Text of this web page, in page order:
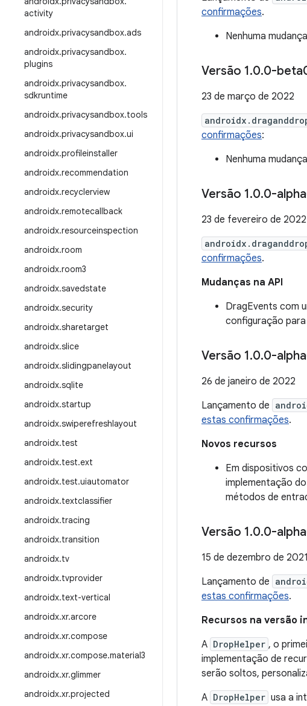
activity
androidx.privacysandbox.ads
androidx.privacysandbox.
plugins
androidx.privacysandbox.
sdkruntime
androidx.privacysandbox.tools
androidx.privacysandbox.ui
androidx.profileinstaller
androidx.recommendation
androidx.recyclerview
androidx.remotecallback
androidx.resourceinspection
androidx.room
androidx.room3
androidx.savedstate
androidx.security
androidx.sharetarget
androidx.slice
androidx.slidingpanelayout
androidx.sqlite
androidx.startup
androidx.swiperefreshlayout
androidx.test
androidx.test.ext
androidx.test.uiautomator
androidx.textclassifier
androidx.tracing
androidx.transition
androidx.tv
androidx.tvprovider
androidx.text-vertical
androidx.xr.arcore
androidx.xr.compose
androidx.xr.compose.material3
androidx.xr.glimmer
androidx.xr.projected
confirmações.
Nenhuma
Versão 1.0.0-
23 de março de 2022
confirmações:
Nenhuma
Versão 1.0.0-
23 de fevereiro de 2022
confirmações.
Mudanças na API
DragEvents com
configuração
Versão 1.0.0-
26 de janeiro de 2022
Lançamento de
estas confirmações.
Novos recursos
Em dispositivos
implementação
métodos de
Versão 1.0.0-
15 de dezembro de 2021
Lançamento de
estas confirmações.
Recursos na versão
A DropHelper , o
implementação de
serão soltos,
A DropHelper usa a